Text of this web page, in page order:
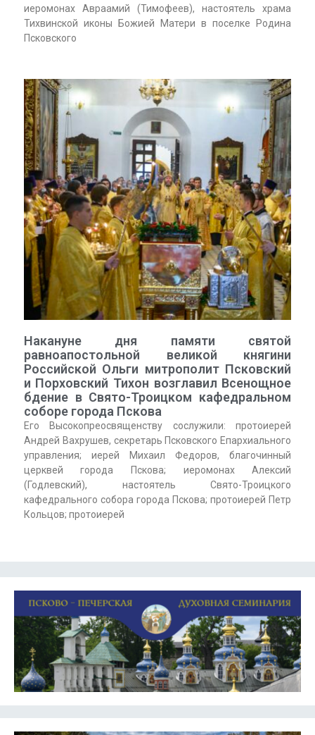
иеромонах Авраамий (Тимофеев), настоятель храма
Тихвинской иконы Божией Матери в поселке Родина
Псковского
Накануне дня памяти святой
равноапостольной великой княгини
Российской Ольги митрополит Псковский
и Порховский Тихон возглавил Всенощное
бдение в Свято-Троицком кафедральном
соборе города Пскова
Его Высокопреосвященству сослужили: протоиерей
Андрей Вахрушев, секретарь Псковского Епархиального
управления; иерей Михаил Федоров, благочинный
церквей города Пскова; иеромонах Алексий
(Годлевский), настоятель Свято-Троицкого
кафедрального собора города Пскова; протоиерей Петр
Кольцов; протоиерей